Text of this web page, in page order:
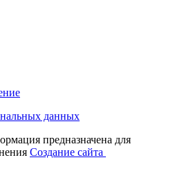
данных
предназначена для
Создание сайта